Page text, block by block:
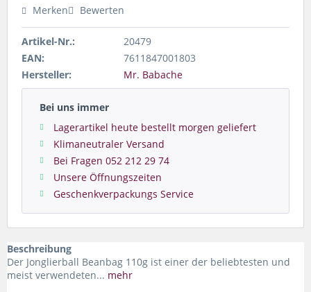
Merken Bewerten
Artikel-Nr.:
20479
EAN:
7611847001803
Hersteller:
Mr. Babache
Bei uns immer
Lagerartikel heute bestellt morgen geliefert
Klimaneutraler Versand
Bei Fragen 052 212 29 74
Unsere Öffnungszeiten
Geschenkverpackungs Service
Beschreibung
Der Jonglierball Beanbag 110g ist einer der beliebtesten und
meist verwendeten... mehr